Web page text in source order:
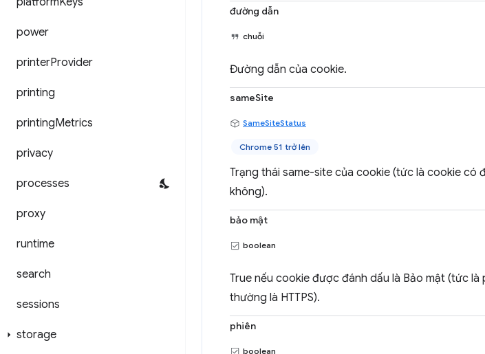
power
printerProvider
printing
printingMetrics
privacy
processes
proxy
runtime
search
sessions
storage
đường dẫn
chuỗi
Đường dẫn của cookie.
sameSite
SameSiteStatus
Chrome 51 trở lên
Trạng thái same-site của cookie (tức là cookie
không).
bảo mật
boolean
True nếu cookie được đánh dấu là Bảo mật (tức
thường là HTTPS).
phiên
boolean